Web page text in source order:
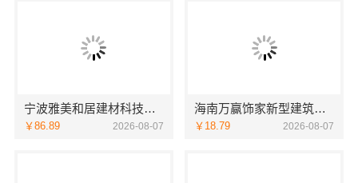
宁波雅美和居建材科技有限公司匠心施工家装施工对接渠道
￥86.89 2026-08-07
海南万赢饰家新型建筑材料有限公司乡村自建门窗焕新
￥18.79 2026-08-07